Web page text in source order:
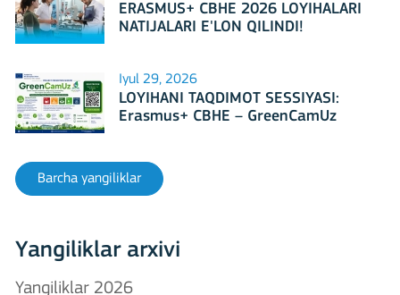
ERASMUS+ CBHE 2026 LOYIHALARI
NATIJALARI E'LON QILINDI!
Iyul 29, 2026
LOYIHANI TAQDIMOT SESSIYASI:
Erasmus+ CBHE – GreenCamUz
Barcha yangiliklar
Yangiliklar arxivi
Yangiliklar 2026